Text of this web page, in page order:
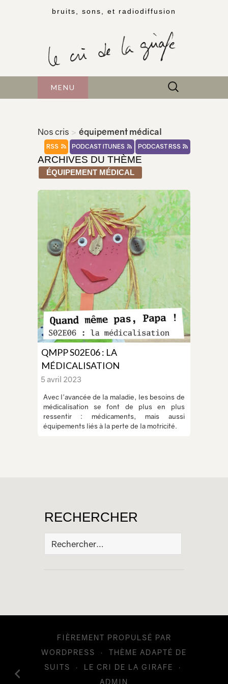
bruits, sons, et radiodiffusion
MENU Rechercher :
Nos cris > équipement médical
PODCAST RSS
PODCAST ITUNES
RSS
ARCHIVES DU THÈME
ÉQUIPEMENT MÉDICAL
QMPP S02E06 : LA
MÉDICALISATION
5 avril 2023
Avec l'avancée de la maladie, les besoins de
médicalisation se font de plus en plus
ressentir : médicaments, mais aussi
équipements liés à la perte de la motricité.
RECHERCHER
Rechercher :
FIÈREMENT PROPULSÉ PAR
WORDPRESS
·
THÈME ADAPTÉ DE
SUITS
· LE CRI DE LA GIRAFE
·
ADMIN